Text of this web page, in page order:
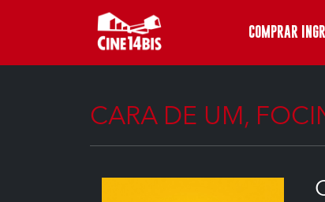
COMPRAR
CARA DE UM,